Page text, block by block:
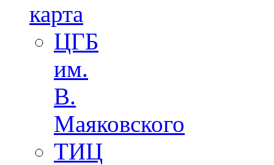
карта
ЦГБ
им.
В.
Маяковского
ТИЦ